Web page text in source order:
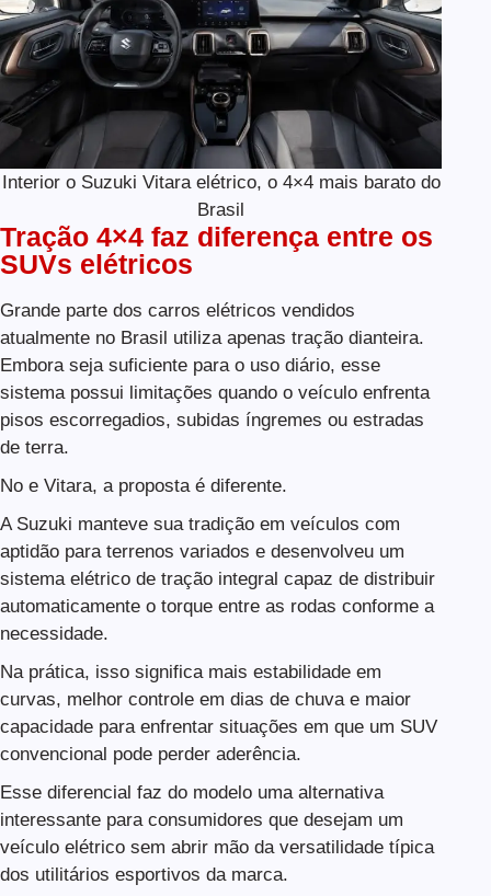
Interior o Suzuki Vitara elétrico, o 4×4 mais barato do
Brasil
Tração 4×4 faz diferença entre os
SUVs elétricos
Grande parte dos carros elétricos vendidos
atualmente no Brasil utiliza apenas tração dianteira.
Embora seja suficiente para o uso diário, esse
sistema possui limitações quando o veículo enfrenta
pisos escorregadios, subidas íngremes ou estradas
de terra.
No e Vitara, a proposta é diferente.
A Suzuki manteve sua tradição em veículos com
aptidão para terrenos variados e desenvolveu um
sistema elétrico de tração integral capaz de distribuir
automaticamente o torque entre as rodas conforme a
necessidade.
Na prática, isso significa mais estabilidade em
curvas, melhor controle em dias de chuva e maior
capacidade para enfrentar situações em que um SUV
convencional pode perder aderência.
Esse diferencial faz do modelo uma alternativa
interessante para consumidores que desejam um
veículo elétrico sem abrir mão da versatilidade típica
dos utilitários esportivos da marca.